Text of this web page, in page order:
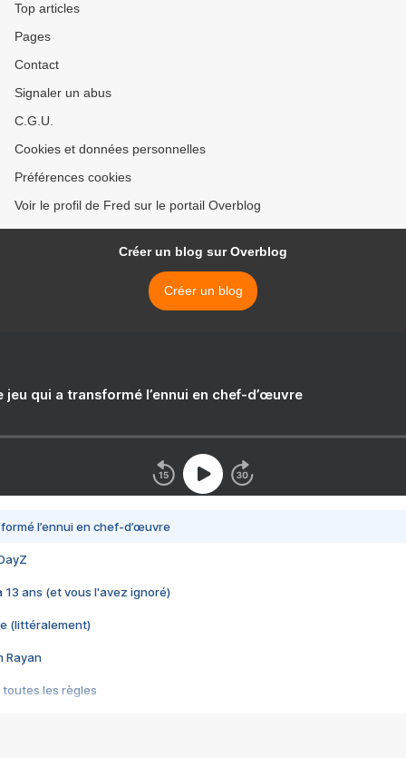
Top articles
Pages
Contact
Signaler un abus
C.G.U.
Cookies et données personnelles
Préférences cookies
Voir le profil de Fred sur le portail Overblog
Créer un blog sur Overblog
Créer un blog
jeu qui a transformé l’ennui en chef-d’œuvre
l’ennui en chef-d’œuvre
13 ans (et vous l'avez ignoré)
(littéralement)
Rayan
toutes les règles